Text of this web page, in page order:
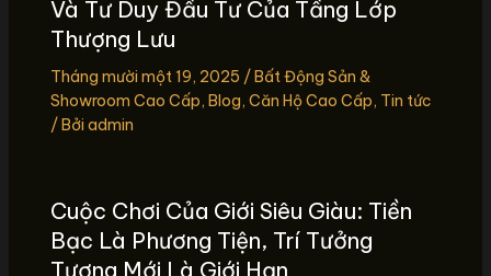
Và Tư Duy Đầu Tư Của Tầng Lớp
Thượng Lưu
Tháng mười một 19, 2025 /Bất Động Sản &
Showroom Cao Cấp, Blog, Căn Hộ Cao Cấp, Tin tức
/ Bởi admin
Cuộc Chơi Của Giới Siêu Giàu: Tiền
Bạc Là Phương Tiện, Trí Tưởng
Tượng Mới Là Giới Hạn